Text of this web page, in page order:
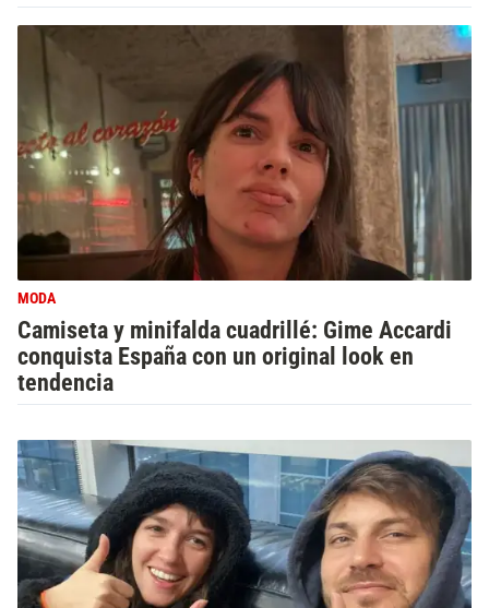
MODA
Camiseta y minifalda cuadrillé: Gime Accardi
conquista España con un original look en
tendencia